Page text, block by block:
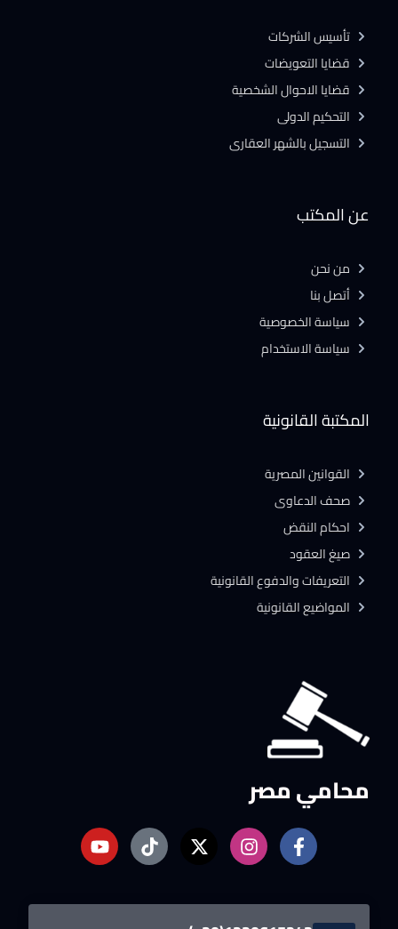
محامي مصر
المكتبة القانونية
القوانين المصرية
صحف الدعاوى
احكام النقض
صيغ العقود
التعريفات والدفوع القانونية
المواضيع القانونية
عن المكتب
من نحن
أتصل بنا
سياسة الخصوصية
سياسة الاستخدام
تأسيس الشركات
قضايا التعويضات
قضايا الاحوال الشخصية
التحكيم الدولى
التسجيل بالشهر العقارى